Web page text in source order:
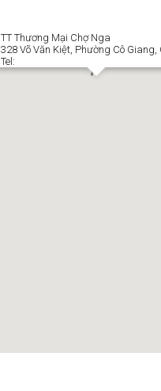
TT Thương Mại Chợ Nga
328 Võ Văn Kiệt, Phường Cô Giang,
Tel: